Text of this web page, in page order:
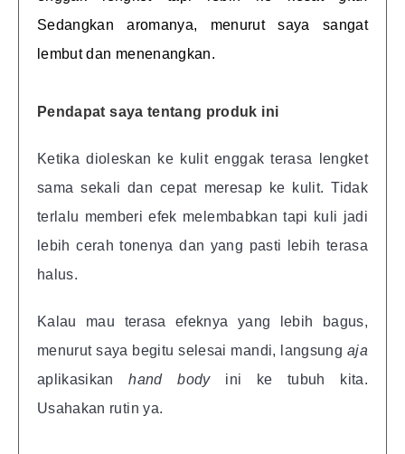
Sedangkan aromanya, menurut saya sangat
lembut dan menenangkan.
Pendapat saya tentang produk ini
Ketika dioleskan ke kulit enggak terasa lengket
sama sekali dan cepat meresap ke kulit. Tidak
terlalu memberi efek melembabkan tapi kuli jadi
lebih cerah tonenya dan yang pasti lebih terasa
halus.
Kalau mau terasa efeknya yang lebih bagus,
menurut saya begitu selesai mandi, langsung aja
aplikasikanhand body ini ke tubuh kita.
Usahakan rutin ya.